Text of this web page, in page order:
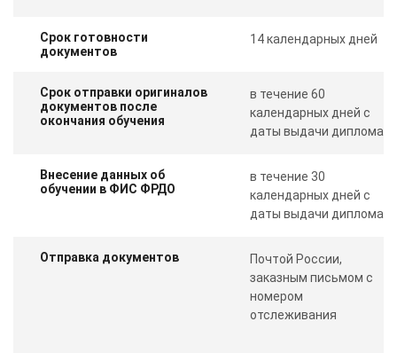
Срок готовности
документов
14 календарных дней
Срок отправки оригиналов
документов после
окончания обучения
в течение 60
календарных дней с
даты выдачи диплома
Внесение данных об
обучении в ФИС ФРДО
в течение 30
календарных дней с
даты выдачи диплома
Отправка документов
Почтой России,
заказным письмом с
номером
отслеживания